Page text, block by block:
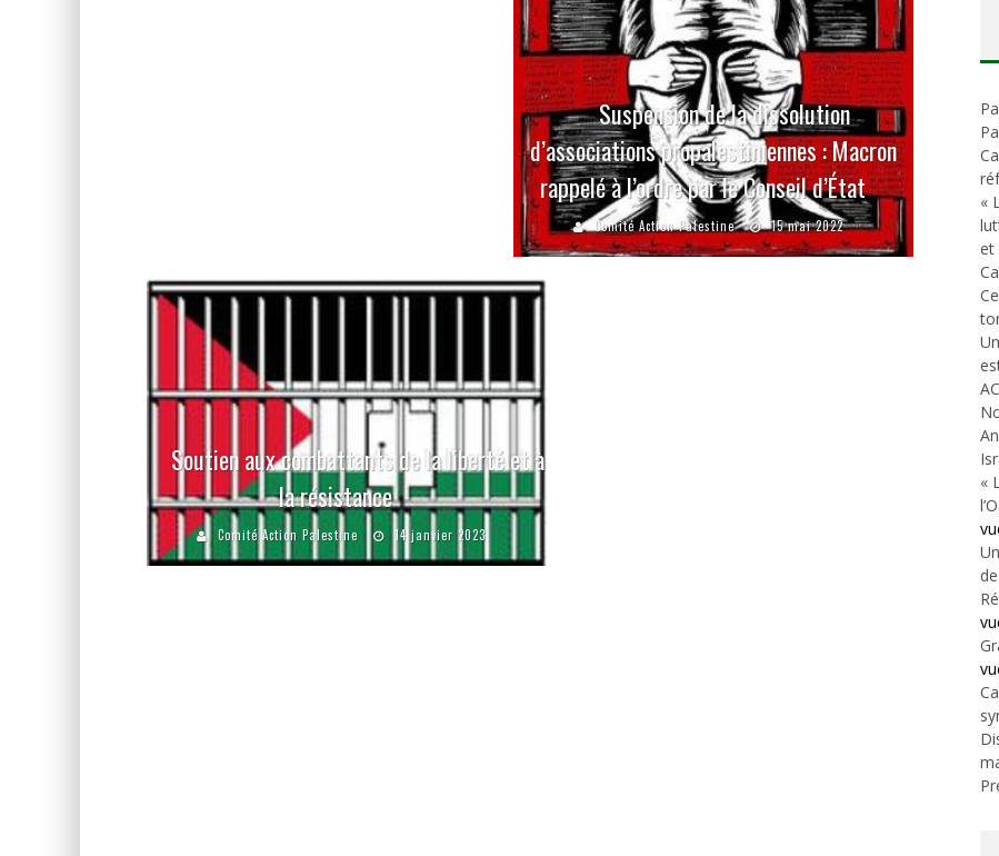
Suspension de la dissolution
d’associations propalestiniennes : Macron
rappelé à l’ordre par le Conseil d’État
Comité Action Palestine 15 mai 2022
Soutien aux combattants de la liberté et à
la résistance
Comité Action Palestine 14 janvier 2023
«
et
«